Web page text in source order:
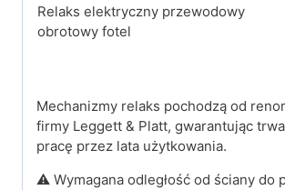
Relaks elektryczny przewodowy
obrotowy fotel
Mechanizmy relaks pochodzą od
firmy Leggett & Platt, gwarantując
pracę przez lata użytkowania.
⚠️ Wymagana odległość od ściany do